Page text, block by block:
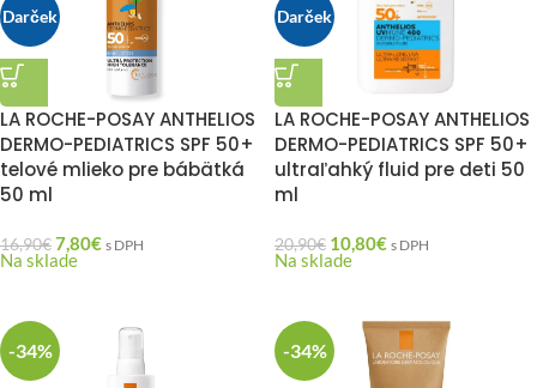
Darček
LA ROCHE-POSAY ANTHELIOS
DERMO-PEDIATRICS SPF 50+
telové mlieko pre bábätká
50 ml
16,90€7,80€ s DPH
Na sklade
Darček
LA ROCHE-POSAY ANTHELIOS
DERMO-PEDIATRICS SPF 50+
ultraľahký fluid pre deti 50
ml
20,90€ 10,80€ s DPH
Na sklade
-34% -34%